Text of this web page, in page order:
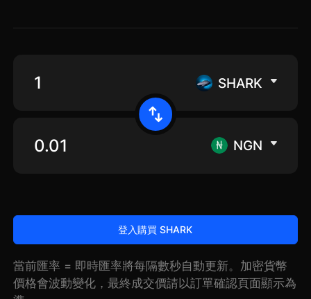
SHARK
NGN
登入購買 SHARK
當前匯率 = 即時匯率將每隔數秒自動更新。加密貨幣
價格會波動變化，最終成交價請以訂單確認頁面顯示為